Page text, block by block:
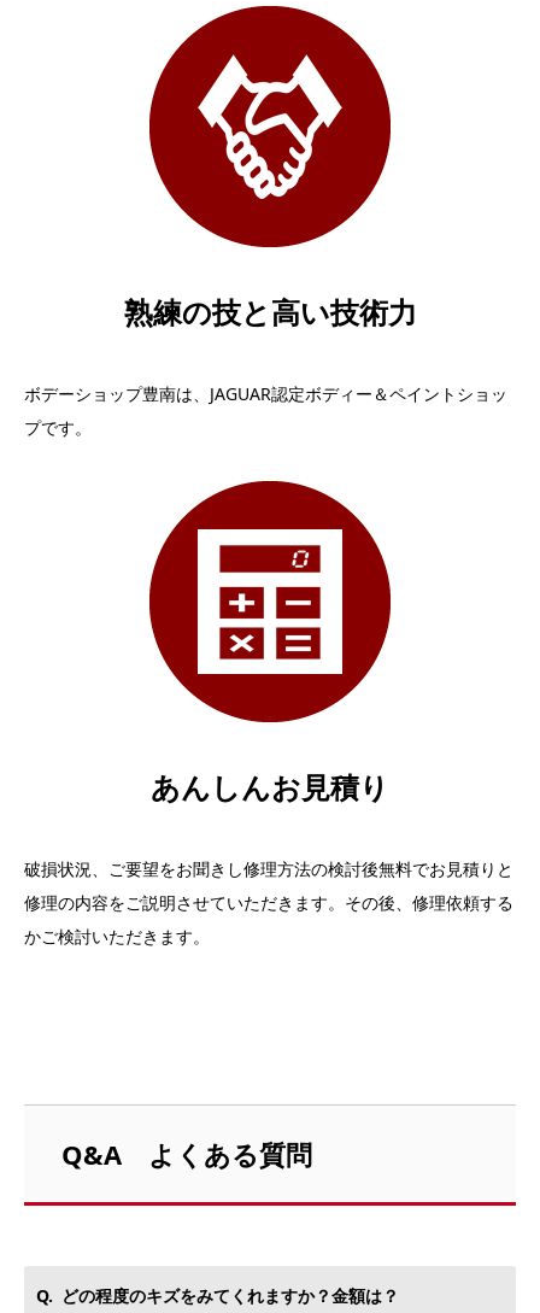
熟練の技と高い技術力
ボデーショップ豊南は、JAGUAR認定ボディー＆ペイントショッ
プです。
あんしんお見積り
破損状況、ご要望をお聞きし修理方法の検討後無料でお見積りと
修理の内容をご説明させていただきます。その後、修理依頼する
かご検討いただきます。
Q&A よくある質問
どの程度のキズをみてくれますか？金額は？